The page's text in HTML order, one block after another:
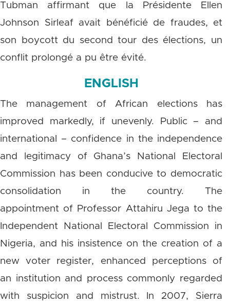
Tubman affirmant que la Présidente Ellen
Johnson Sirleaf avait bénéficié de fraudes, et
son boycott du second tour des élections, un
conflit prolongé a pu être évité.
ENGLISH
The management of African elections has
improved markedly, if unevenly. Public – and
international – confidence in the independence
and legitimacy of Ghana’s National Electoral
Commission has been conducive to democratic
consolidation in the country. The
appointment of Professor Attahiru Jega to the
Independent National Electoral Commission in
Nigeria, and his insistence on the creation of a
new voter register, enhanced perceptions of
an institution and process commonly regarded
with suspicion and mistrust. In 2007, Sierra